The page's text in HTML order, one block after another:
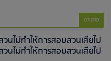
อ่านต่อ
ไม่ทำให้การสอบสวนเสียไป​
ไม่ทำให้การสอบสวนเสียไป​